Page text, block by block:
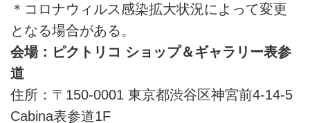
＊コロナウィルス感染拡大状況によって変更
となる場合がある。
会場：ピクトリコ ショップ＆ギャラリー表参
道
住所：〒150-0001 東京都渋谷区神宮前4-14-5
Cabina表参道1F